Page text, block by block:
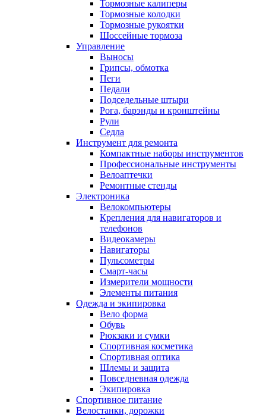
Тормозные калиперы
Тормозные колодки
Тормозные рукоятки
Шоссейные тормоза
Управление
Выносы
Грипсы, обмотка
Пеги
Педали
Подседельные штыри
Рога, барэнды и кронштейны
Рули
Седла
Инструмент для ремонта
Компактные наборы инструментов
Профессиональные инструменты
Велоаптечки
Ремонтные стенды
Электроника
Велокомпьютеры
Крепления для навигаторов и
телефонов
Видеокамеры
Навигаторы
Пульсометры
Смарт-часы
Измерители мощности
Элементы питания
Одежда и экипировка
Вело форма
Обувь
Рюкзаки и сумки
Спортивная косметика
Спортивная оптика
Шлемы и защита
Повседневная одежда
Экипировка
Спортивное питание
Велостанки, дорожки